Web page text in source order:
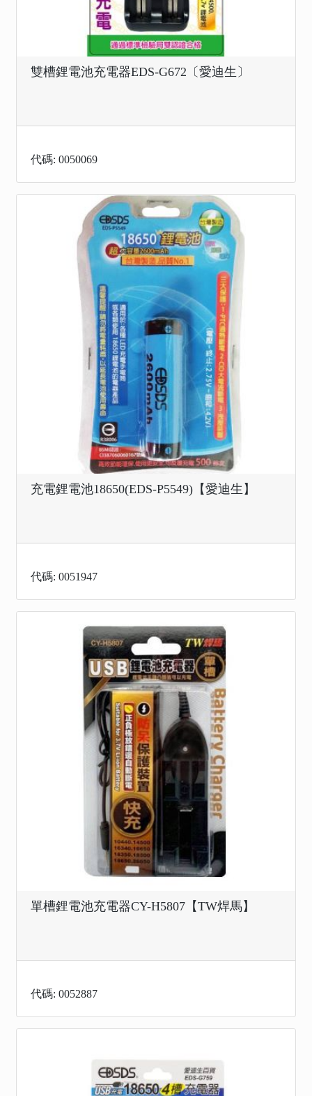
雙槽鋰電池充電器EDS-G672〔愛迪生〕
代碼: 0050069
充電鋰電池18650(EDS-P5549)【愛迪生】
代碼: 0051947
單槽鋰電池充電器CY-H5807【TW焊馬】
代碼: 0052887